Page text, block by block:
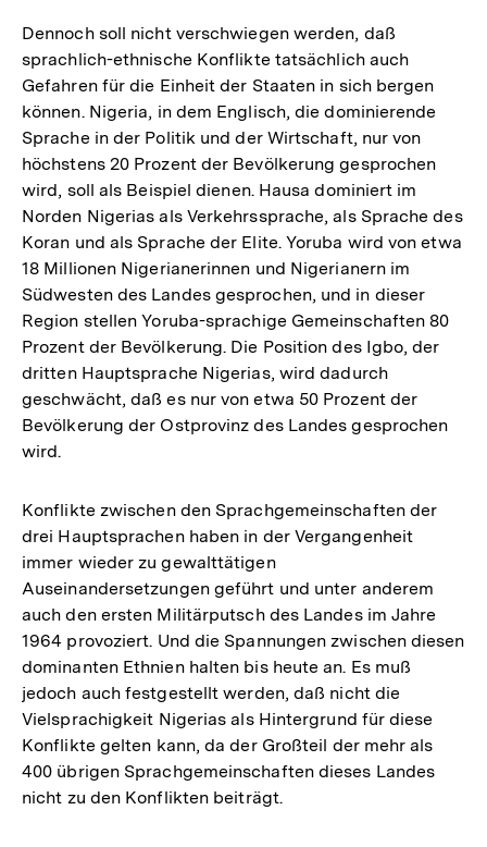
Dennoch soll nicht verschwiegen werden, daß
sprachlich-ethnische Konflikte tatsächlich auch
Gefahren für die Einheit der Staaten in sich bergen
können. Nigeria, in dem Englisch, die dominierende
Sprache in der Politik und der Wirtschaft, nur von
höchstens 20 Prozent der Bevölkerung gesprochen
wird, soll als Beispiel dienen. Hausa dominiert im
Norden Nigerias als Verkehrssprache, als Sprache des
Koran und als Sprache der Elite. Yoruba wird von etwa
18 Millionen Nigerianerinnen und Nigerianern im
Südwesten des Landes gesprochen, und in dieser
Region stellen Yoruba-sprachige Gemeinschaften 80
Prozent der Bevölkerung. Die Position des Igbo, der
dritten Hauptsprache Nigerias, wird dadurch
geschwächt, daß es nur von etwa 50 Prozent der
Bevölkerung der Ostprovinz des Landes gesprochen
wird.
Konflikte zwischen den Sprachgemeinschaften der
drei Hauptsprachen haben in der Vergangenheit
immer wieder zu gewalttätigen
Auseinandersetzungen geführt und unter anderem
auch den ersten Militärputsch des Landes im Jahre
1964 provoziert. Und die Spannungen zwischen diesen
dominanten Ethnien halten bis heute an. Es muß
jedoch auch festgestellt werden, daß nicht die
Vielsprachigkeit Nigerias als Hintergrund für diese
Konflikte gelten kann, da der Großteil der mehr als
400 übrigen Sprachgemeinschaften dieses Landes
nicht zu den Konflikten beiträgt.